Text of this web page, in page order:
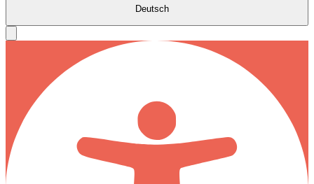
Deutsch